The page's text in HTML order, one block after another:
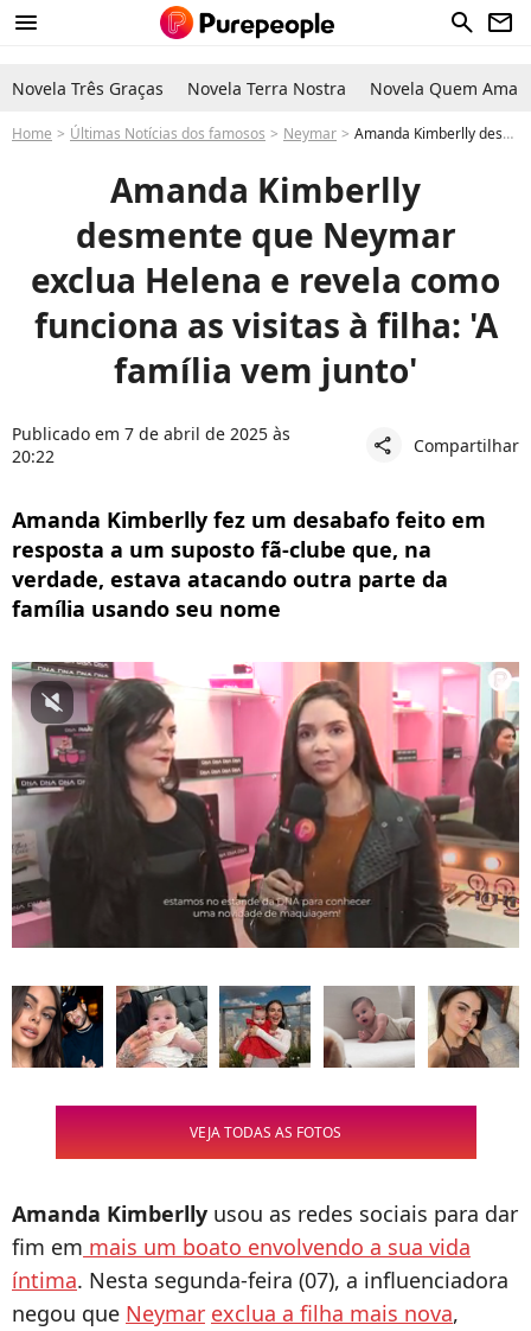
menu search newsletter
Novela Três Graças Novela Terra Nostra Novela Quem Ama
Home Últimas Notícias dos famosos Neymar Amanda Kimberlly desmente que Neymar exclua Helena e revela como funciona as visitas à filha: 'A família vem junto'
Amanda Kimberlly
desmente que Neymar
exclua Helena e revela como
funciona as visitas à filha: 'A
família vem junto'
Publicado em 7 de abril de 2025 às
20:22
share Compartilhar
Amanda Kimberlly fez um desabafo feito em
resposta a um suposto fã-clube que, na
verdade, estava atacando outra parte da
família usando seu nome
VEJA TODAS AS FOTOS
Amanda Kimberlly usou as redes sociais para dar
fim em mais um boato envolvendo a sua vida
íntima. Nesta segunda-feira (07), a influenciadora
negou que Neymar exclua a filha mais nova,